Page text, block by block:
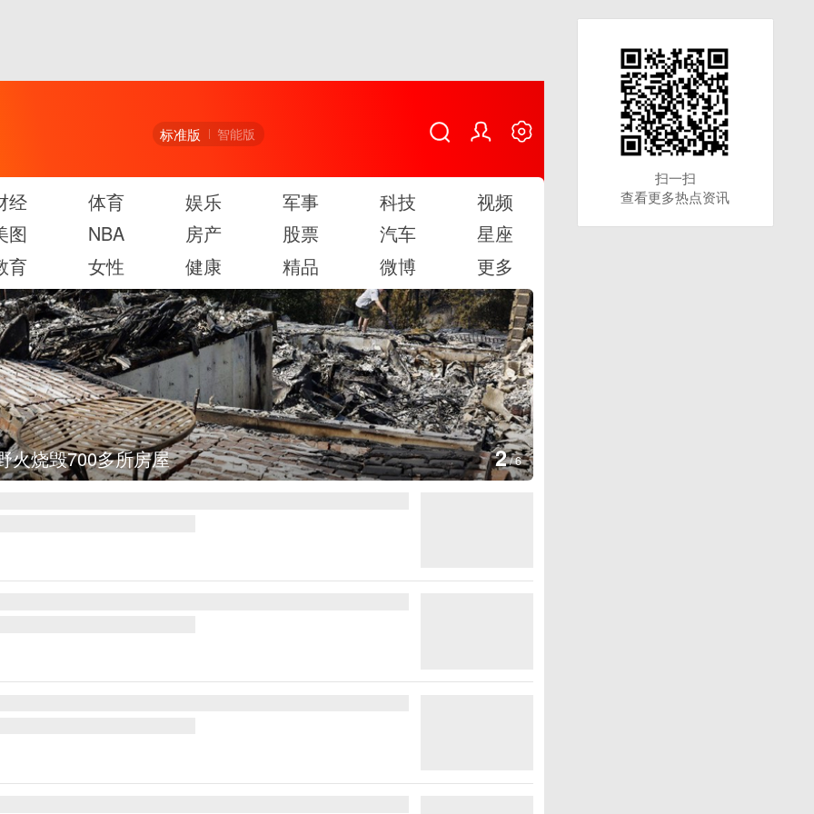
标准版 智能版
经 体育 娱乐 军事 科技
视频
图
NBA 房产 股票 汽车
星座
育
女性 健康 精品 微博 更多
图集
叙利亚：大马士革发生爆炸 3/6
扫一扫
查看更多热点资讯
扫一扫
查看更多热点资讯